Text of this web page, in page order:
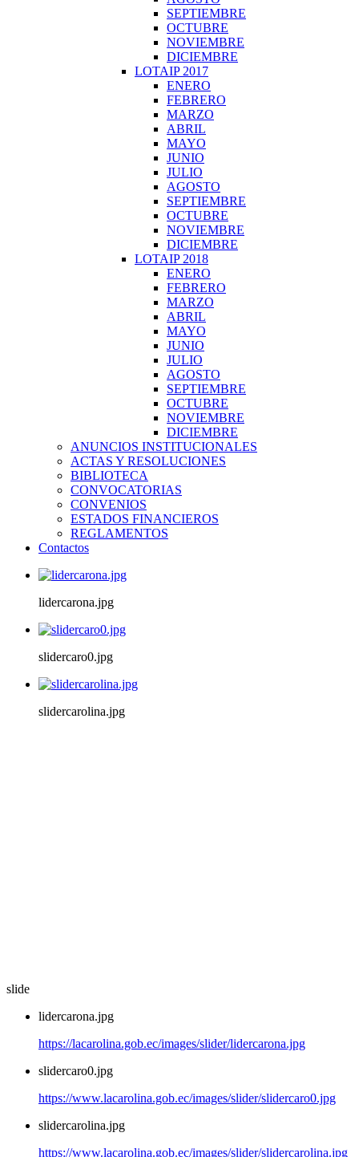
SEPTIEMBRE
OCTUBRE
NOVIEMBRE
DICIEMBRE
LOTAIP 2017
ENERO
FEBRERO
MARZO
ABRIL
MAYO
JUNIO
JULIO
AGOSTO
SEPTIEMBRE
OCTUBRE
NOVIEMBRE
DICIEMBRE
LOTAIP 2018
ENERO
FEBRERO
MARZO
ABRIL
MAYO
JUNIO
JULIO
AGOSTO
SEPTIEMBRE
OCTUBRE
NOVIEMBRE
DICIEMBRE
ANUNCIOS INSTITUCIONALES
ACTAS Y RESOLUCIONES
BIBLIOTECA
CONVOCATORIAS
CONVENIOS
ESTADOS FINANCIEROS
REGLAMENTOS
Contactos
lidercarona.jpg
slidercaro0.jpg
slidercarolina.jpg
slide
lidercarona.jpg
https://lacarolina.gob.ec/images/slider/lidercarona.jpg
slidercaro0.jpg
https://www.lacarolina.gob.ec/images/slider/slidercaro0.jpg
slidercarolina.jpg
https://www.lacarolina.gob.ec/images/slider/slidercarolina.jpg